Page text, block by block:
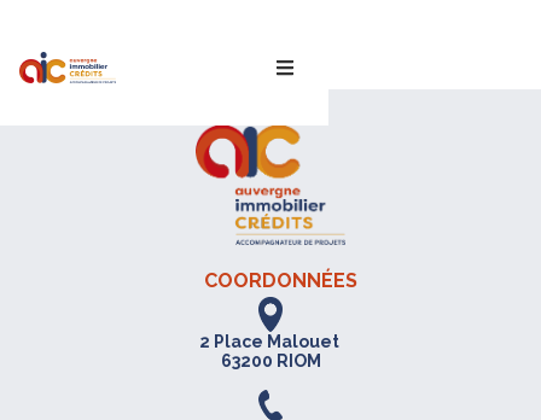
COORDONNÉES
2 Place Malouet
63200 RIOM